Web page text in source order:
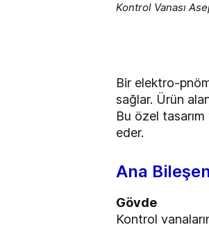
Kontrol Vanası
Bir elektro-
sağlar. Ürün
Bu özel
eder.
Ana
Gövde
Kontrol